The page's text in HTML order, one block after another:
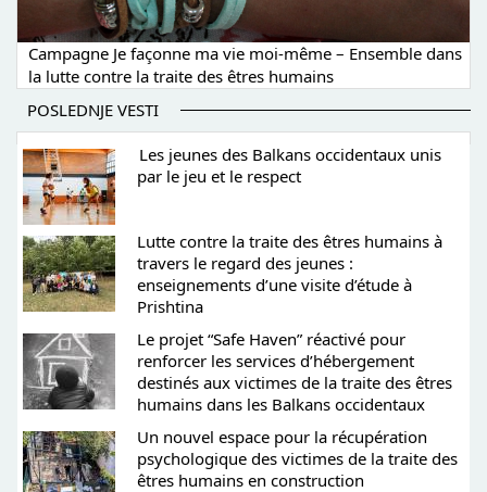
Campagne Je façonne ma vie moi-même – Ensemble dans
la lutte contre la traite des êtres humains
POSLEDNJE VESTI
Les jeunes des Balkans occidentaux unis
par le jeu et le respect
Lutte contre la traite des êtres humains à
travers le regard des jeunes :
enseignements d’une visite d’étude à
Prishtina
Le projet “Safe Haven” réactivé pour
renforcer les services d’hébergement
destinés aux victimes de la traite des êtres
humains dans les Balkans occidentaux
Un nouvel espace pour la récupération
psychologique des victimes de la traite des
êtres humains en construction